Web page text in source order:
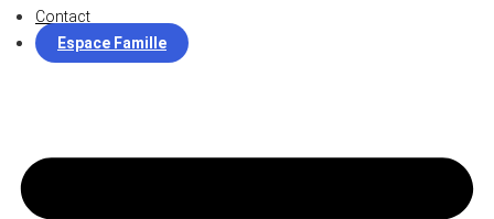
Contact
Espace Famille